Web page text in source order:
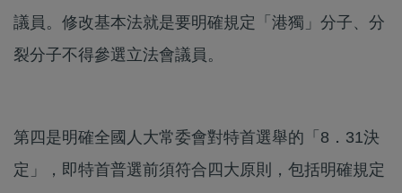
議員。修改基本法就是要明確規定「港獨」分子、分
裂分子不得參選立法會議員。
第四是明確全國人大常委會對特首選舉的「8．31決
定」，即特首普選前須符合四大原則，包括明確規定